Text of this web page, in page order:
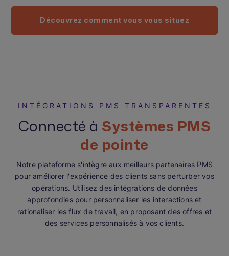
Découvrez comment vous vous situez
INTÉGRATIONS PMS TRANSPARENTES
Connecté à Systèmes PMS
de pointe
Notre plateforme s'intègre aux meilleurs partenaires PMS
pour améliorer l'expérience des clients sans perturber vos
opérations. Utilisez des intégrations de données
approfondies pour personnaliser les interactions et
rationaliser les flux de travail, en proposant des offres et
des services personnalisés à vos clients.